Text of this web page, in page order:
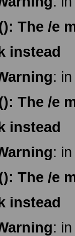
The /e
instead
:
The /e
instead
:
The /e
instead
: